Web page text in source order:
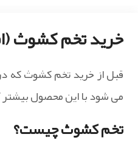
خرید تخم کشوث
قبل از خرید تخم کشوث که در
می شود با این محصول
تخم کشوث چیست؟